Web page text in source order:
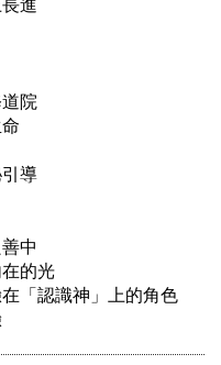
進
院
導
中
的光
「認識神」上的角色